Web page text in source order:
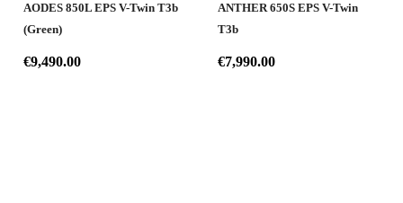
AODES 850L EPS V-Twin T3b
(Green)
€9,490.00
ANTHER 650S EPS V-Twin
T3b
€7,990.00